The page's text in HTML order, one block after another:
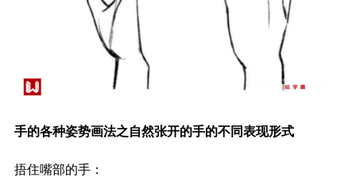
手的各种姿势画法之自然张开的手的不同表现形式
捂住嘴部的手：